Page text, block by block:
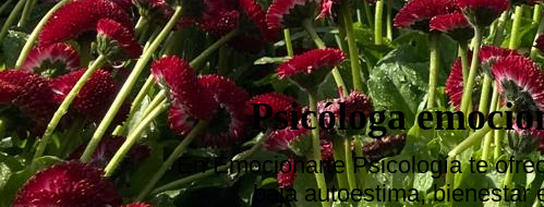
Psicóloga
En Emocionarte Psicología te
baja autoestima, bienestar